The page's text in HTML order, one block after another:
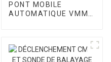
PONT MOBILE
AUTOMATIQUE VMM